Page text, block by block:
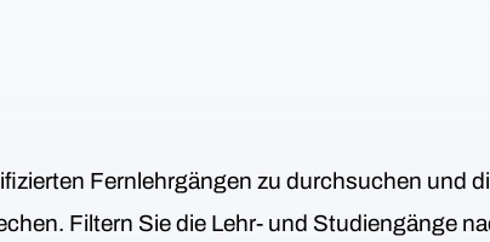
Fernlehrgängen zu durchsuchen und
Filtern Sie die Lehr- und Studiengänge